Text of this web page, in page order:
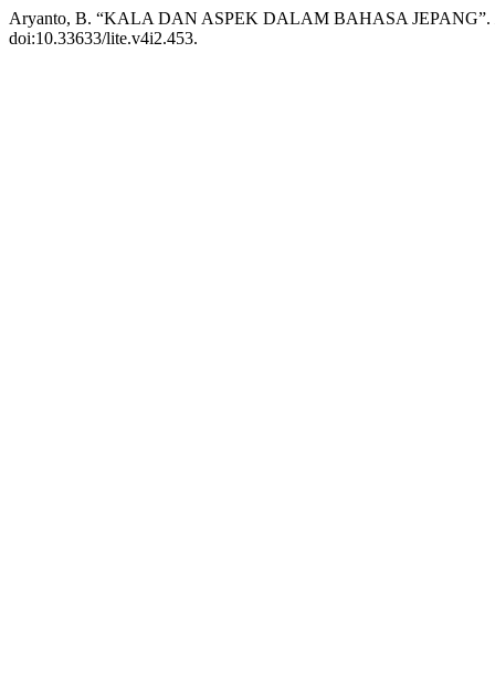
Aryanto, B. “KALA DAN ASPEK DALAM BAHASA JEPANG”.
doi:10.33633/lite.v4i2.453.